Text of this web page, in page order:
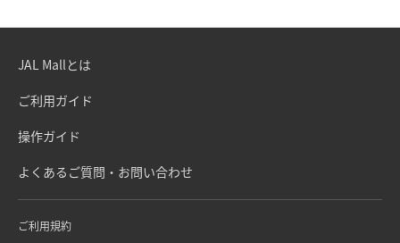
JAL Mallとは
ご利用ガイド
操作ガイド
よくあるご質問・お問い合わせ
ご利用規約